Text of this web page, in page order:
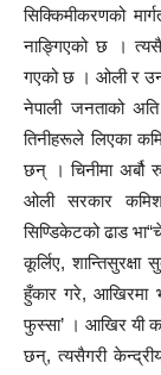
सिक्किमीकरणको
नाङ्गिएको छ ।
गएको छ । ओली र
नेपाली जनताको
तिनीहरूले लिएका
छन् । चिनीमा अर्बौ
ओली सरकार
सिण्डिकेटको ढाड
कूर्लिए,
हुँकार गरे, आखिरमा
फुस्सा’ । आखिर यी
छन्, त्यसैगरी